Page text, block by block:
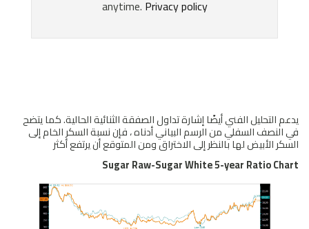
يدعم التحليل الفني أيضًا إشارة تداول الصفقة الثنائية الحالية. كما يتضح
في النصف السفلي من الرسم البياني أدناه ، فإن نسبة السكر الخام إلى
السكر الأبيض لها بالنظر إلى الاختراق ومن المتوقع أن يرتفع أكثر
Sugar Raw-Sugar White 5-year Ratio Chart